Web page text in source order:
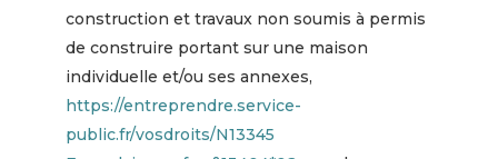
construction et travaux non soumis à permis
de construire portant sur une maison
individuelle et/ou ses annexes,
https://entreprendre.service-
public.fr/vosdroits/N13345